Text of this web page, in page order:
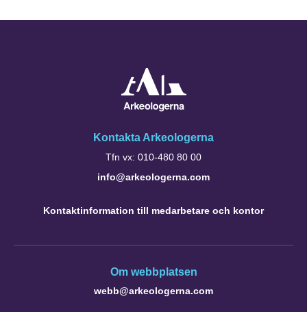
Kontakta Arkeologerna
Tfn vx: 010-480 80 00
info@arkeologerna.com
Kontaktinformation till medarbetare och kontor
Om webbplatsen
webb@arkeologerna.com